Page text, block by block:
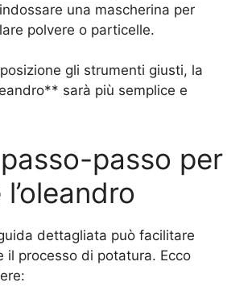
una mascherina per
polvere o particelle.
gli strumenti giusti, la
sarà più semplice e
passo per
dettagliata può facilitare
il processo di potatura. Ecco